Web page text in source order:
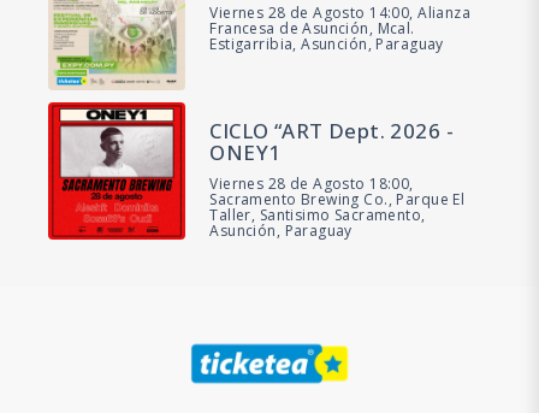
Viernes 28 de Agosto 14:00, Alianza
Francesa de Asunción, Mcal.
Estigarribia, Asunción, Paraguay
CICLO “ART Dept. 2026 -
ONEY1
Viernes 28 de Agosto 18:00,
Sacramento Brewing Co., Parque El
Taller, Santisimo Sacramento,
Asunción, Paraguay